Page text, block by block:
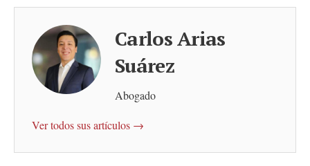
Carlos Arias
Suárez
Abogado
Ver todos sus artículos →